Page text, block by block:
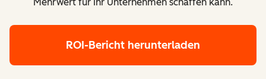
ROI-Bericht herunterladen